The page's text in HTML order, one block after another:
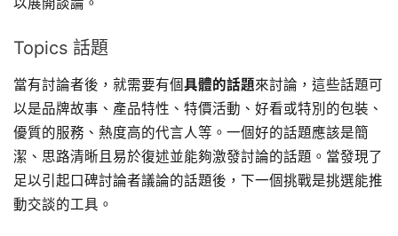
Topics 話題
當有討論者後，就需要有個具體的話題來討論，這些話題可
以是品牌故事、產品特性、特價活動、好看或特別的包裝、
優質的服務、熱度高的代言人等。一個好的話題應該是簡
潔、思路清晰且易於復述並能夠激發討論的話題。當發現了
足以引起口碑討論者議論的話題後，下一個挑戰是挑選能推
動交談的工具。